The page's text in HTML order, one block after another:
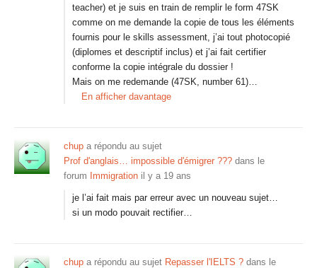
teacher) et je suis en train de remplir le form 47SK
comme on me demande la copie de tous les éléments
fournis pour le skills assessment, j’ai tout photocopié
(diplomes et descriptif inclus) et j’ai fait certifier
conforme la copie intégrale du dossier !
Mais on me redemande (47SK, number 61)…
En afficher davantage
chup a répondu au sujet
Prof d'anglais… impossible d'émigrer ??? dans le
forum Immigration il y a 19 ans
je l’ai fait mais par erreur avec un nouveau sujet…
si un modo pouvait rectifier…
chup a répondu au sujet Repasser l'IELTS ? dans le